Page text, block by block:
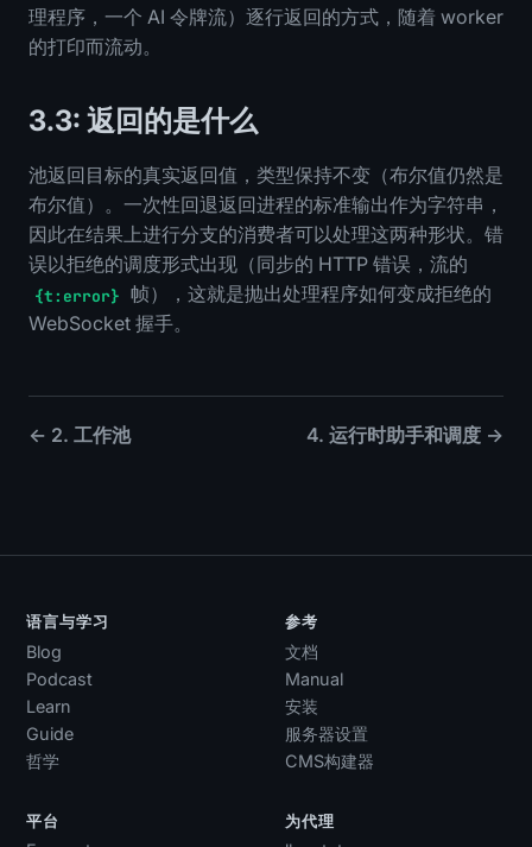
理程序，一个 AI 令牌流）逐行返回的方式，随着 worker
的打印而流动。
3.3: 返回的是什么
池返回目标的真实返回值，类型保持不变（布尔值仍然是
布尔值）。一次性回退返回进程的标准输出作为字符串，
因此在结果上进行分支的消费者可以处理这两种形状。错
误以拒绝的调度形式出现（同步的 HTTP 错误，流的
{t:error} 帧），这就是抛出处理程序如何变成拒绝的
WebSocket 握手。
← 2. 工作池 4. 运行时助手和调度 →
语言与学习
Blog
Podcast
Learn
Guide
哲学
参考
文档
Manual
安装
服务器设置
CMS构建器
平台 为代理